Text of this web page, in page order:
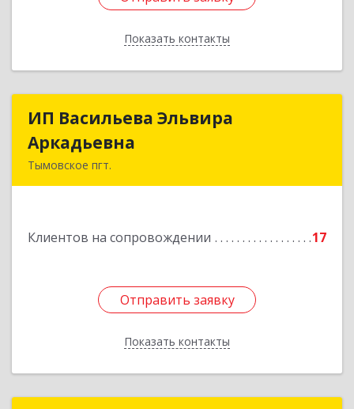
Показать контакты
Назад
ИП Васильева Эльвира
Аркадьевна
Тымовское пгт.
Клиентов на сопровождении 17
Отправить заявку
Показать контакты
ИП Васильева Эльвира
Отправить заявку
Назад